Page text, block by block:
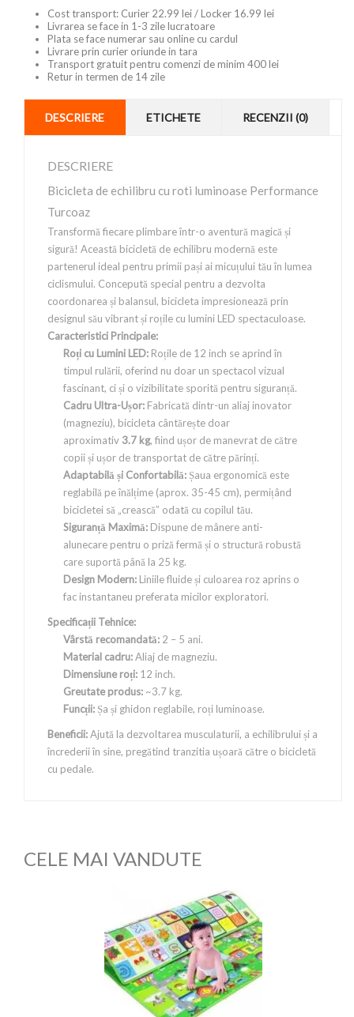
Cost transport: Curier 22.99 lei / Locker 16.99 lei
Livrarea se face in 1-3 zile lucratoare
Plata se face numerar sau online cu cardul
Livrare prin curier oriunde in tara
Transport gratuit pentru comenzi de minim 400 lei
Retur in termen de 14 zile
DESCRIERE ETICHETE RECENZII (0)
DESCRIERE
Bicicleta de echilibru cu roti luminoase Performance
Turcoaz
Transformă fiecare plimbare într-o aventură magică și
sigură! Această bicicletă de echilibru modernă este
partenerul ideal pentru primii pași ai micuțului tău în lumea
ciclismului. Concepută special pentru a dezvolta
coordonarea și balansul, bicicleta impresionează prin
designul său vibrant și roțile cu lumini LED spectaculoase.
Caracteristici Principale:
Roți cu Lumini LED: Roțile de 12 inch se aprind în
timpul rulării, oferind nu doar un spectacol vizual
fascinant, ci și o vizibilitate sporită pentru siguranță.
Cadru Ultra-Ușor: Fabricată dintr-un aliaj inovator
(magneziu), bicicleta cântărește doar
aproximativ 3.7 kg, fiind ușor de manevrat de către
copii și ușor de transportat de către părinți.
Adaptabilă și Confortabilă: Șaua ergonomică este
reglabilă pe înălțime (aprox. 35-45 cm), permițând
bicicletei să „crească” odată cu copilul tău.
Siguranță Maximă: Dispune de mânere anti-
alunecare pentru o priză fermă și o structură robustă
care suportă până la 25 kg.
Design Modern: Liniile fluide și culoarea roz aprins o
fac instantaneu preferata micilor exploratori.
Specificații Tehnice:
Vârstă recomandată: 2 – 5 ani.
Material cadru:Aliaj de magneziu.
Dimensiune roți: 12 inch.
Greutate produs: ~3.7 kg.
Funcții: Șa și ghidon reglabile, roți luminoase.
Beneficii:Ajută la dezvoltarea musculaturii, a echilibrului și a
încrederii în sine, pregătind tranzitia ușoară către o bicicletă
cu pedale.
CELE MAI VANDUTE